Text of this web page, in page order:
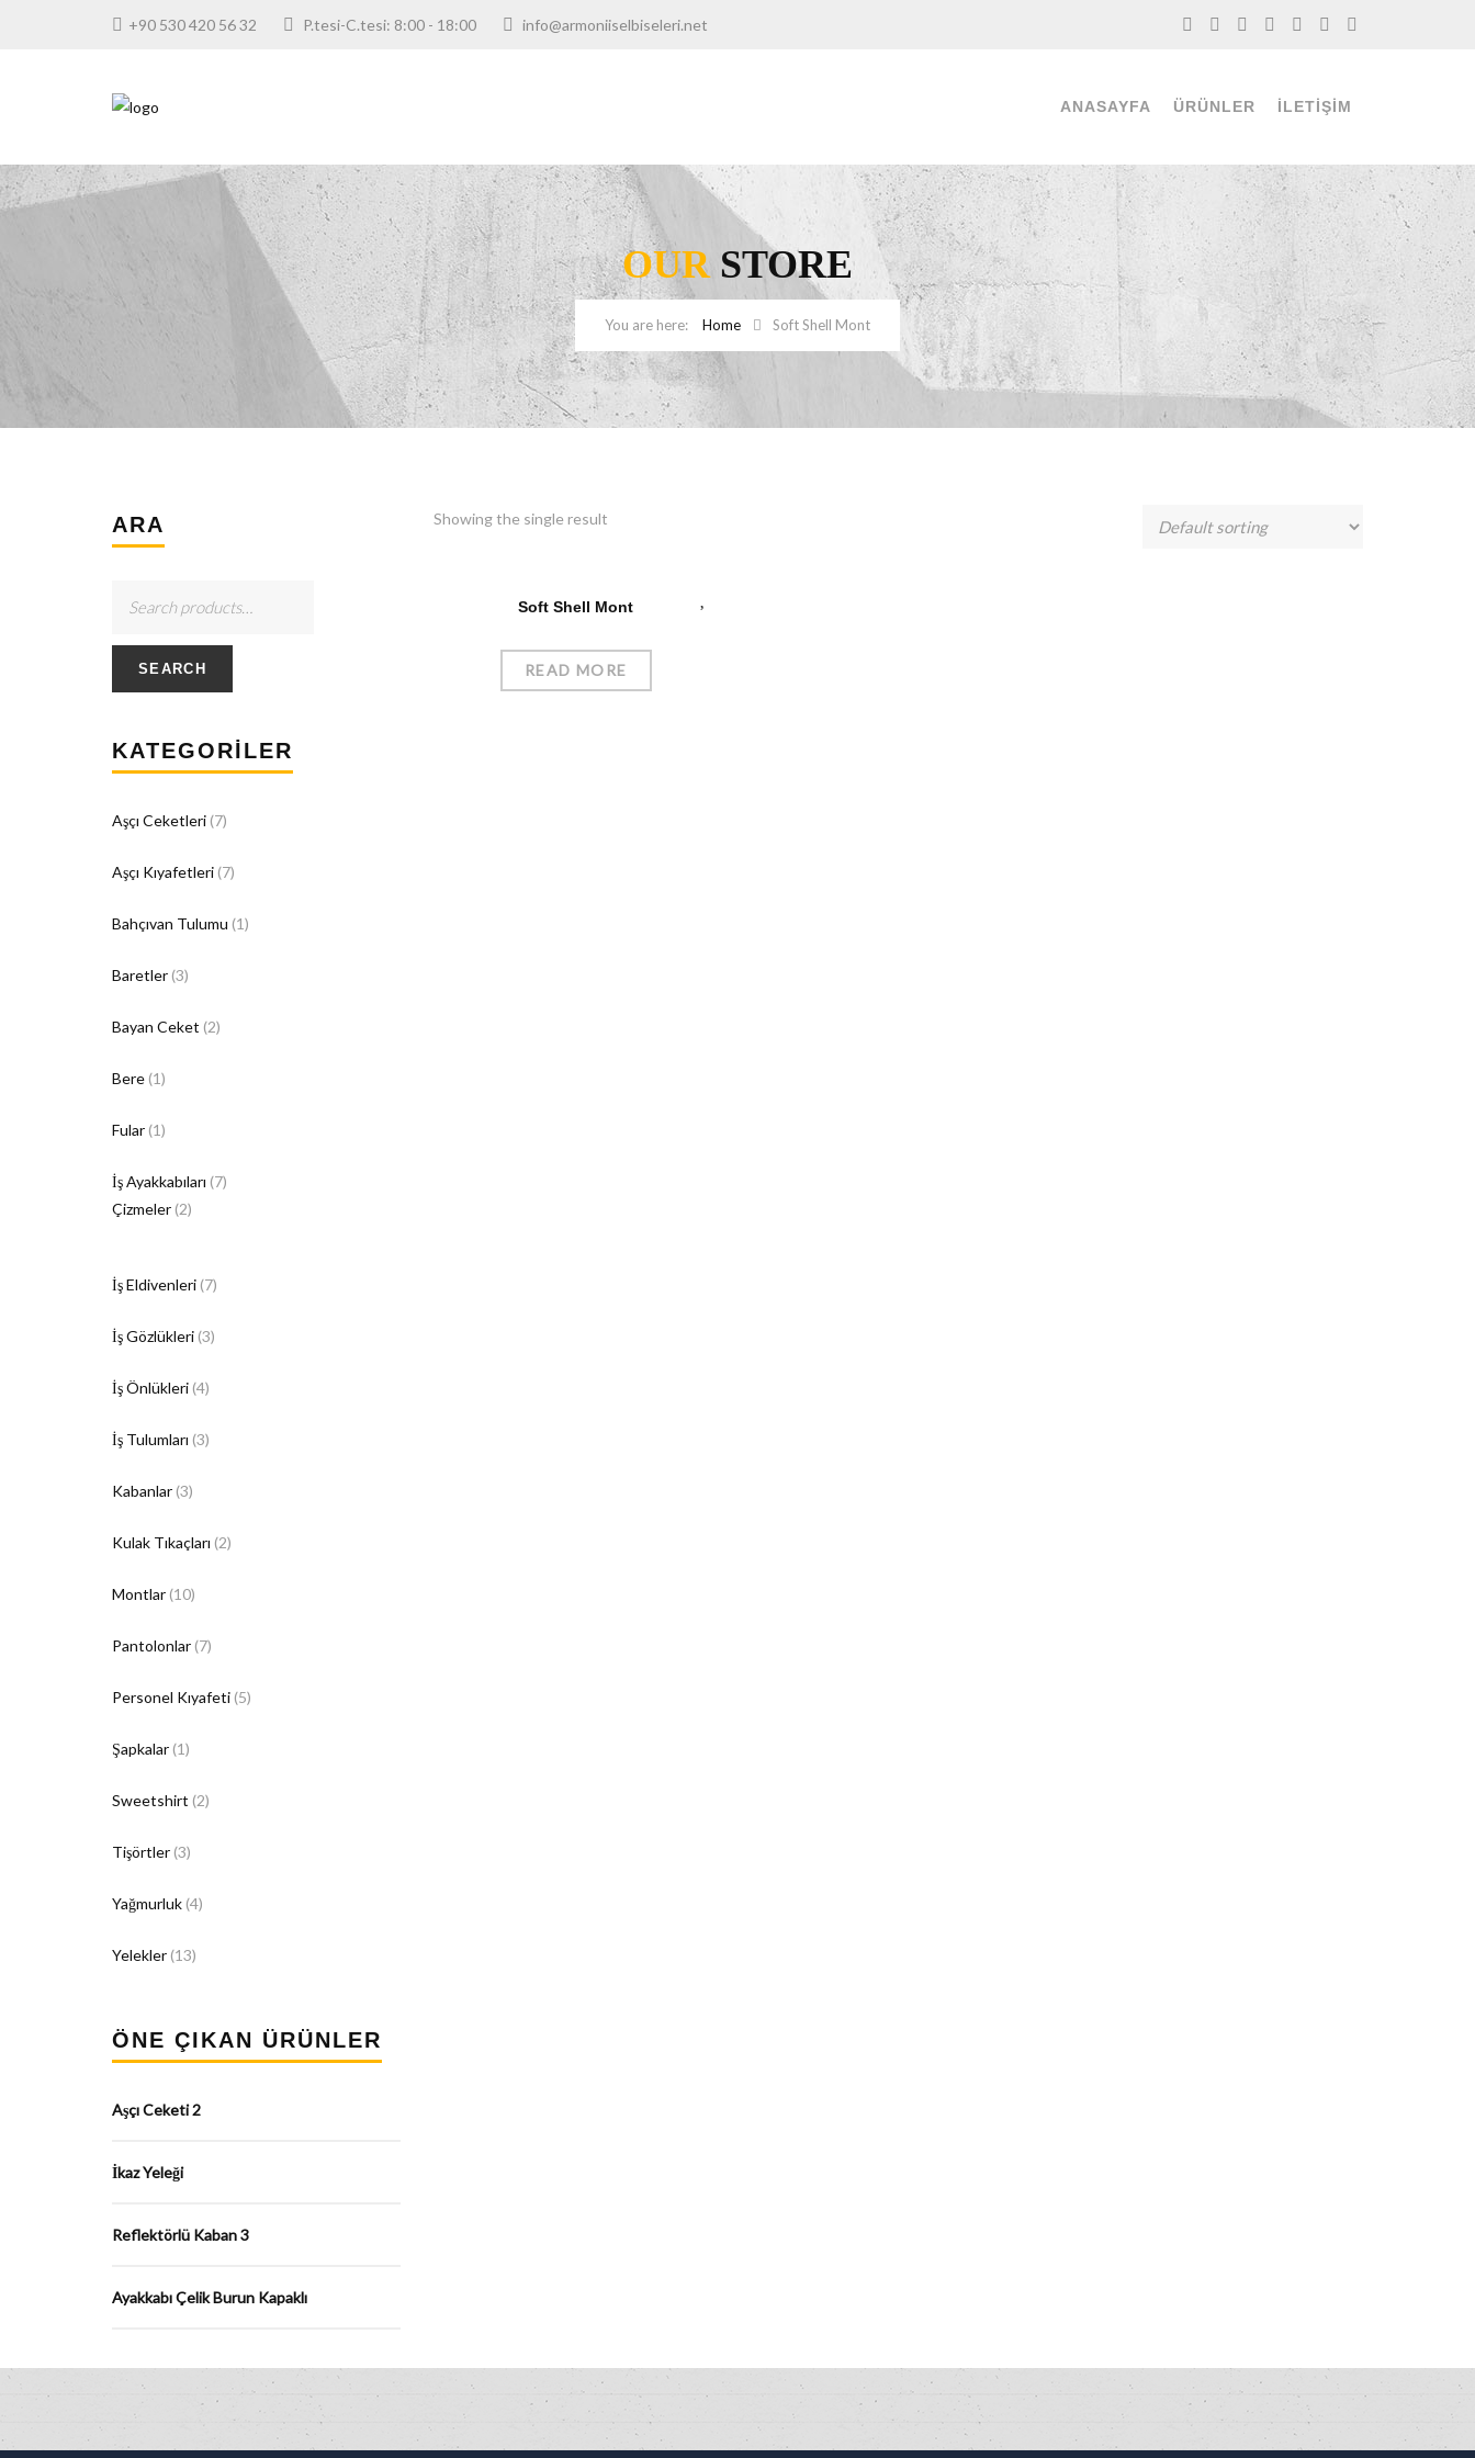
+90 530 420 56 32 P.tesi-C.tesi: 8:00 - 18:00 info@armoniiselbiseleri.net
ANASAYFA ÜRÜNLER İLETIŞIM
OUR STORE
Home Soft Shell Mont
ARA
SEARCH
KATEGORILER
Aşçı Ceketleri (7)
Aşçı Kıyafetleri (7)
Bahçıvan Tulumu (1)
Baretler (3)
Bayan Ceket (2)
Bere (1)
Fular (1)
İş Ayakkabıları (7)
Çizmeler (2)
İş Eldivenleri (7)
İş Gözlükleri (3)
İş Önlükleri (4)
İş Tulumları (3)
Kabanlar (3)
Kulak Tıkaçları (2)
Montlar (10)
Pantolonlar (7)
Personel Kıyafeti (5)
Şapkalar (1)
Sweetshirt (2)
Tişörtler (3)
Yağmurluk (4)
Yelekler (13)
ÖNE ÇIKAN ÜRÜNLER
Aşçı Ceketi 2
İkaz Yeleği
Reflektörlü Kaban 3
Ayakkabı Çelik Burun Kapaklı
Showing the single result
Soft Shell Mont
READ MORE